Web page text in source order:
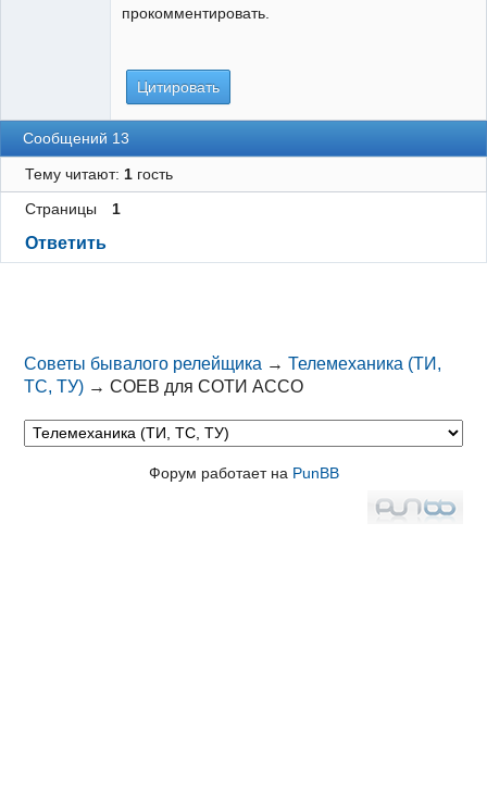
прокомментировать.
Цитировать
Сообщений 13
Тему читают: 1гость
Страницы 1
Ответить
Советы бывалого релейщика →Телемеханика (ТИ,
ТС, ТУ) →СОЕВ для СОТИ АССО
Форум работает на PunBB